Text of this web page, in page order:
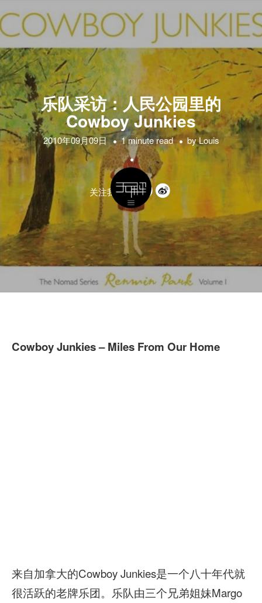
乐队采访：人民公园里的
Cowboy Junkies
2010年09月09日 1 minute read byLouis
关注我们的:
Cowboy Junkies – Miles From Our Home
来自加拿大的Cowboy Junkies是一个八十年代就
很活跃的老牌乐团。乐队由三个兄弟姐妹Margo